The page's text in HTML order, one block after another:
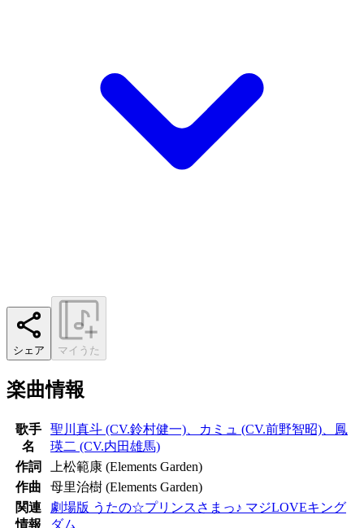
シェア マイうた
楽曲情報
歌手
名
聖川真斗 (CV.鈴村健一)、カミュ (CV.前野智昭)、鳳
瑛二 (CV.内田雄馬)
作詞
上松範康 (Elements Garden)
作曲
母里治樹 (Elements Garden)
関連
情報
劇場版 うたの☆プリンスさまっ♪ マジLOVEキング
ダム